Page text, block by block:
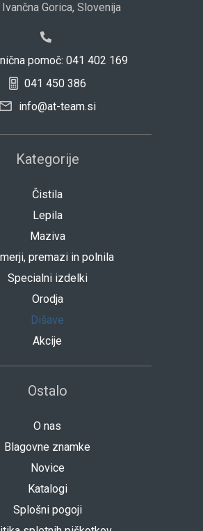
Gorica, Slovenija
pomoč: 041 402 169
041 450 386
info@at-team.si
Kategorije
Čistila
Lepila
Maziva
premazi in polnila
Specialni izdelki
Orodja
Dišave
Akcije
Ostalo
O nas
Blagovne znamke
Novice
Katalogi
Splošni pogoji